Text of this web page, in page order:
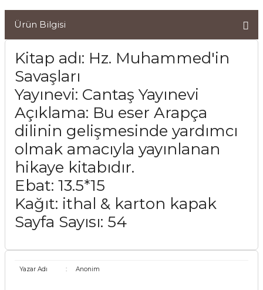
Ürün Bilgisi
Kitap adı: Hz. Muhammed'in
Savaşları
Yayınevi: Cantaş Yayınevi
Açıklama: Bu eser Arapça
dilinin gelişmesinde yardımcı
olmak amacıyla yayınlanan
hikaye kitabıdır.
Ebat: 13.5*15
Kağıt: ithal & karton kapak
Sayfa Sayısı: 54
Yazar Adı : Anonim